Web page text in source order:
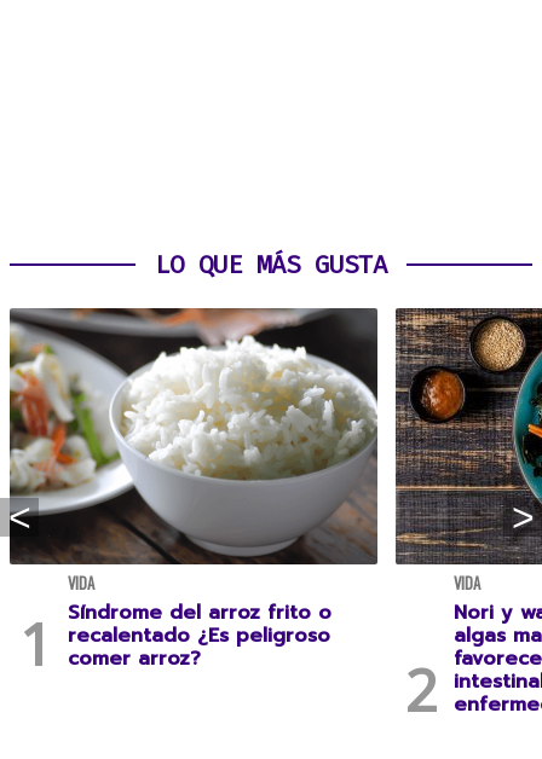
LO QUE MÁS GUSTA
VIDA
Síndrome del arroz frito o
recalentado ¿Es peligroso
comer arroz?
VIDA
Nori y
algas